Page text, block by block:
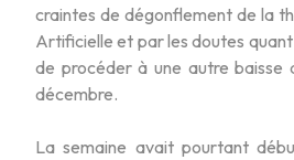
craintes de dégonflement de la
Artificielle et par les doutes
de procéder à une autre baisse
décembre.
La semaine avait pourtant